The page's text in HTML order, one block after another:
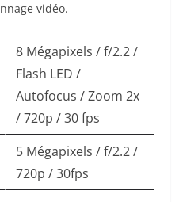
vidéo.
8 Mégapixels / f/2.2 /
Flash LED /
Autofocus / Zoom 2x
/ 720p / 30 fps
5 Mégapixels / f/2.2 /
720p / 30fps